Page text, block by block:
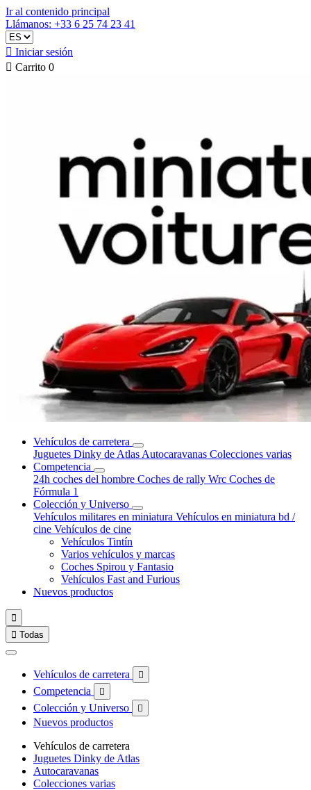
Ir al contenido principal
Llámanos: +33 6 25 74 23 41
 Iniciar sesión
 Carrito 0
Vehículos de carretera
Juguetes Dinky de Atlas Autocaravanas Colecciones varias
Competencia
24h coches del hombre Coches de rally Wrc Coches de
Fórmula 1
Colección y Universo
Vehículos militares en miniatura Vehículos en miniatura bd /
cine Vehículos de cine
Vehículos Tintín
Varios vehículos y marcas
Coches Spirou y Fantasio
Vehículos Fast and Furious
Nuevos productos

 Todas
Vehículos de carretera 
Competencia 
Colección y Universo 
Nuevos productos
Vehículos de carretera
Juguetes Dinky de Atlas
Autocaravanas
Colecciones varias